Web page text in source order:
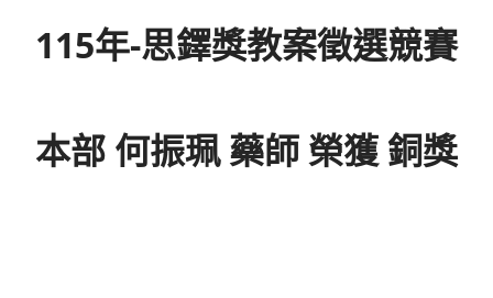
115年-思鐸獎教案徵選競賽
本部 何振珮 藥師 榮獲 銅獎